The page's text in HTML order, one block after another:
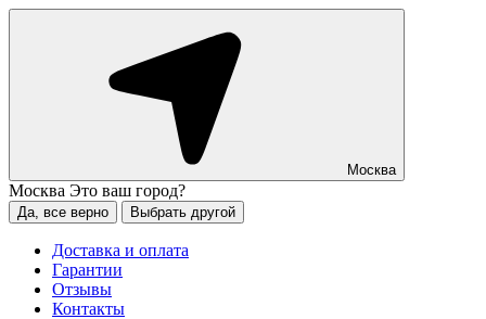
Москва
Москва Это ваш город?
Да, все верно Выбрать другой
Доставка и оплата
Гарантии
Отзывы
Контакты